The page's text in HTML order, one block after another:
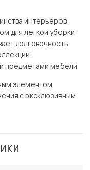
интерьеров
для легкой уборки
долговечность
предметами мебели
элементом
с эксклюзивным